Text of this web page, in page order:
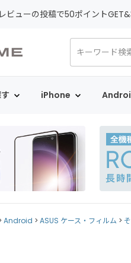
レビューの投稿で50ポイント
iPhone
Android ASUS ケース・フィルム